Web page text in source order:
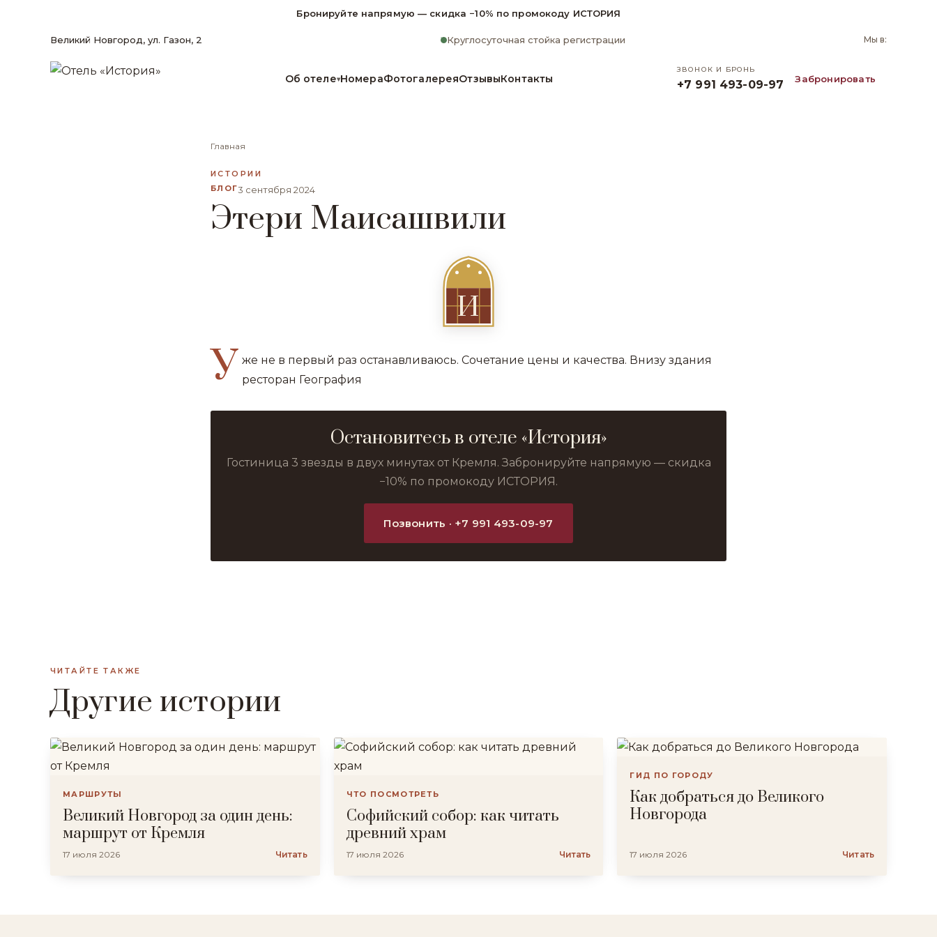
Бронируйте напрямую — скидка −10% по промокоду ИСТОРИЯ
Великий Новгород, ул. Газон, 2 Круглосуточная стойка регистрации Мы в:
Об отеле▾НомераФотогалереяОтзывыКонтакты
ЗВОНОК И БРОНЬ
+7 991 493-09-97 Забронировать
Главная
ИСТОРИИ
БЛОГ3 сентября 2024
Этери Маисашвили
И
У же не в первый раз останавливаюсь. Сочетание цены и качества. Внизу здания
ресторан География
Остановитесь в отеле «История»
Гостиница 3 звезды в двух минутах от Кремля. Забронируйте напрямую — скидка
−10% по промокоду ИСТОРИЯ.
Позвонить · +7 991 493-09-97
ЧИТАЙТЕ ТАКЖЕ
Другие истории
МАРШРУТЫ
Великий Новгород за один день:
маршрут от Кремля
17 июля 2026 Читать
ЧТО ПОСМОТРЕТЬ
Софийский собор: как читать
древний храм
17 июля 2026 Читать
ГИД ПО ГОРОДУ
Как добраться до Великого
Новгорода
17 июля 2026 Читать